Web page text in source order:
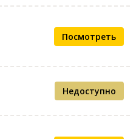
Посмотреть
Недоступно